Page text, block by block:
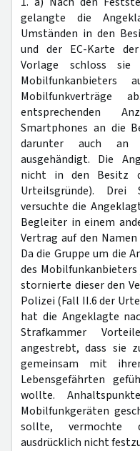
gelangte die
Umständen in den
und der EC-Karte
Vorlage schloss
Mobilfunkverträge
entsprechenden
Smartphones an die
darunter auch an
ausgehändigt. Die
nicht in den Besitz
Urteilsgründe).
versuchte die
Begleiter in einem
Vertrag auf den
Da die Gruppe um die
des
stornierte dieser den
Polizei (Fall II.6 der
hat die Angeklagte
Strafkammer
angestrebt, dass sie
gemeinsam mit
Lebensgefährten
wollte.
Mobilfunkgeräten
sollte, vermochte
ausdrücklich nicht